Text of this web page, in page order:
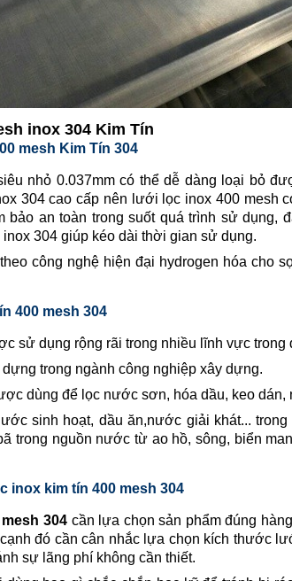
inox 304 Kim Tín
mesh Kim Tín 304
nhỏ 0.037mm có thể dễ dàng loại bỏ
304 cao cấp nên lưới lọc inox 400 mesh
an toàn trong suốt quá trình sử dụng,
304 giúp kéo dài thời gian sử dụng.
công nghệ hiện đại hydrogen hóa cho
400 mesh 304
sử dụng rộng rãi trong nhiều lĩnh vực trong
trong ngành công nghiệp xây dựng.
dùng để lọc nước sơn, hóa dầu, keo dán,
sinh hoạt, dầu ăn,nước giải khát...
trong nguồn nước từ ao hồ, sông, biển
inox kim tín 400 mesh 304
304 cần lựa chọn sản phẩm đúng
đó cần cân nhắc lựa chọn kích thước
sự lãng phí không cần thiết.